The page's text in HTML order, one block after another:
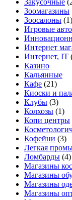
Зоомагазины
Зоосалоны (1)
Игровые
Интернет
Интернет, IT
Казино
Кальянные
Кафе (21)
Киоски и
Клубы (3)
Колхозы (1)
Копи центры
Кофейни (3)
Легкая
Ломбарды (4)
Магазины
Магазины
Магазины
Магазины